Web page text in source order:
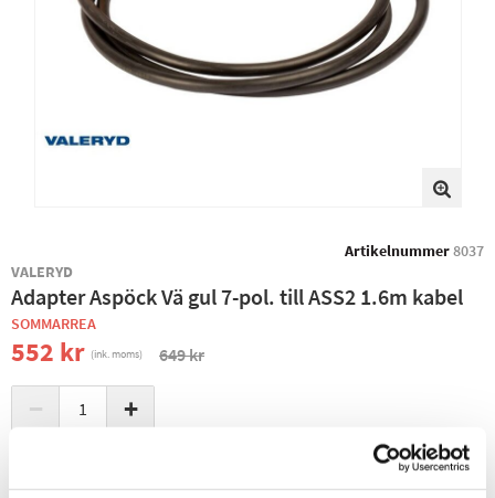
Artikelnummer8037
VALERYD
Adapter Aspöck Vä gul 7-pol. till ASS2 1.6m kabel
SOMMARREA
552 kr (ink. moms) 649 kr
− +